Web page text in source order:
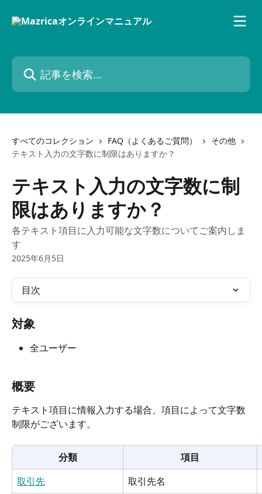
記事を検索...
すべてのコレクション FAQ（よくあるご質問）
その他
テキスト入力の文字数に制限はありますか？
テキスト入力の文字数に制
限はありますか？
各テキスト項目に入力可能な文字数についてご案内しま
す
2025年6月5日
目次
対象
全ユーザー
概要
テキスト項目に情報入力する場合、項目によって文字数
制限がございます。
分類
項目
取引先
取引先名